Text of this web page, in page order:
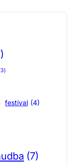
festival (4)
(7)